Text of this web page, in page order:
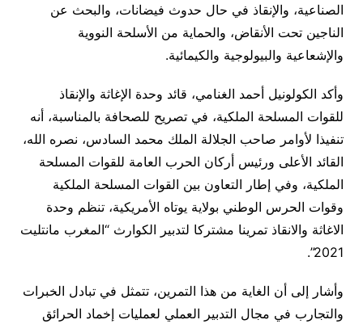
الصناعية، والإنقاذ في حال حدوث فيضانات، والبحث عن
الناجين تحت الأنقاض، والحماية من الأسلحة النووية
والإشعاعية والبيولوجية والكيمائية.
وأكد الكولونيل أحمد الغنامي، قائد وحدة الإغاثة والإنقاذ
للقوات المسلحة الملكية، في تصريح للصحافة بالمناسبة، أنه
تنفيذا لأوامر صاحب الجلالة الملك محمد السادس، نصره الله،
القائد الأعلى ورئيس أركان الحرب العامة للقوات المسلحة
الملكية، وفي إطار التعاون بين القوات المسلحة الملكية
وقوات الحرس الوطني بولاية يوتاه الأمريكية، تنظم وحدة
الاغاثة والانقاذ تمرينا مشتركا لتدبير الكوارث “المغرب مانتليت
2021”.
وأشار إلى أن الغاية من هذا التمرين، تتمثل في تبادل الخبرات
والتجارب في مجال التدبير العملي لعمليات إخماد الحرائق